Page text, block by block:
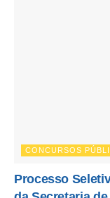
CONCURSOS
Processo